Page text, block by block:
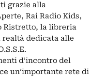
grazie alla
Rai Radio Kids,
Ristretto, la libreria
dedicata alle
d’incontro del
un’importante rete di